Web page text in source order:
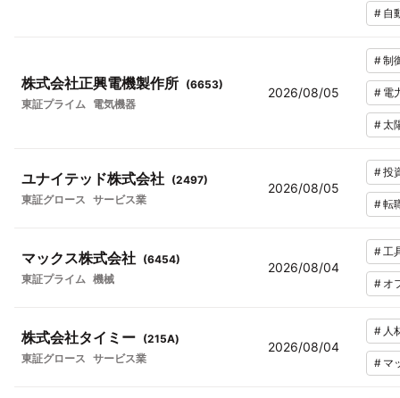
# 自
株式会社正興電機製作所 (6653)
東証プライム 電気機器
2026/08/05
#制
# 電
#太
ユナイテッド株式会社 (2497)
東証グロース サービス業
2026/08/05
#投
#転
マックス株式会社 (6454)
東証プライム 機械
2026/08/04
#工
# オ
株式会社タイミー (215A)
東証グロース サービス業
2026/08/04
# 人
# マ